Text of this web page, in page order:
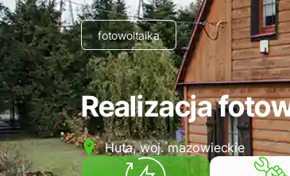
fotowoltaika
Realizacja
Huta, woj. mazowieckie